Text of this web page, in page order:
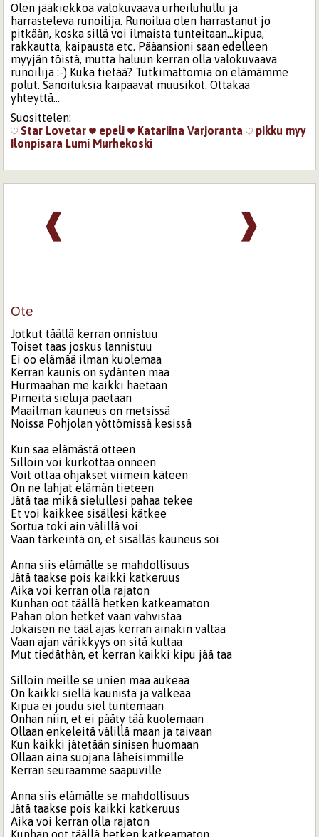
Olen jääkiekkoa valokuvaava urheiluhullu ja
harrasteleva runoilija. Runoilua olen harrastanut jo
pitkään, koska sillä voi ilmaista tunteitaan...kipua,
rakkautta, kaipausta etc. Pääansioni saan edelleen
myyjän töistä, mutta haluun kerran olla valokuvaava
runoilija :-) Kuka tietää? Tutkimattomia on elämämme
polut. Sanoituksia kaipaavat muusikot. Ottakaa
yhteyttä...
Suosittelen:
Star Lovetar epeli Katariina Varjoranta
pikku myy
Ilonpisara Lumi Murhekoski
❱
❰
Ote
Jotkut täällä kerran onnistuu
Toiset taas joskus lannistuu
Ei oo elämää ilman kuolemaa
Kerran kaunis on sydänten maa
Hurmaahan me kaikki haetaan
Pimeitä sieluja paetaan
Maailman kauneus on metsissä
Noissa Pohjolan yöttömissä kesissä
Kun saa elämästä otteen
Silloin voi kurkottaa onneen
Voit ottaa ohjakset viimein käteen
On ne lahjat elämän tieteen
Jätä taa mikä sielullesi pahaa tekee
Et voi kaikkee sisällesi kätkee
Sortua toki ain välillä voi
Vaan tärkeintä on, et sisälläs kauneus soi
Anna siis elämälle se mahdollisuus
Jätä taakse pois kaikki katkeruus
Aika voi kerran olla rajaton
Kunhan oot täällä hetken katkeamaton
Pahan olon hetket vaan vahvistaa
Jokaisen ne tääl ajas kerran ainakin valtaa
Vaan ajan värikkyys on sitä kultaa
Mut tiedäthän, et kerran kaikki kipu jää taa
Silloin meille se unien maa aukeaa
On kaikki siellä kaunista ja valkeaa
Kipua ei joudu siel tuntemaan
Onhan niin, et ei pääty tää kuolemaan
Ollaan enkeleitä välillä maan ja taivaan
Kun kaikki jätetään sinisen huomaan
Ollaan aina suojana läheisimmille
Kerran seuraamme saapuville
Anna siis elämälle se mahdollisuus
Jätä taakse pois kaikki katkeruus
Aika voi kerran olla rajaton
Kunhan oot täällä hetken katkeamaton